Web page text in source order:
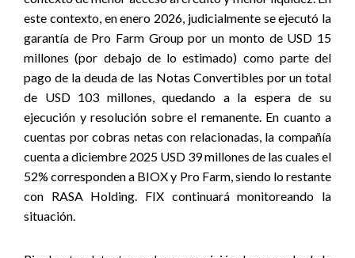
este contexto, en enero 2026, judicialmente se ejecutó la
garantía de Pro Farm Group por un monto de USD 15
millones (por debajo de lo estimado) como parte del
pago de la deuda de las Notas Convertibles por un total
de USD 103 millones, quedando a la espera de su
ejecución y resolución sobre el remanente. En cuanto a
cuentas por cobras netas con relacionadas, la compañía
cuenta a diciembre 2025 USD 39 millones de las cuales el
52% corresponden a BIOX y Pro Farm, siendo lo restante
con RASA Holding. FIX continuará monitoreando la
situación.